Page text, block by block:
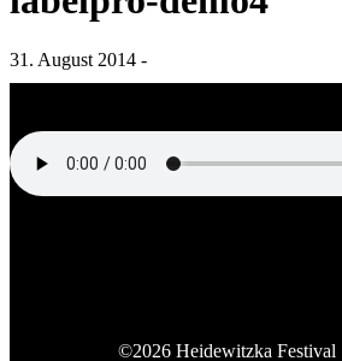
31. August 2014 -
©2026 Heidewitzka Festival